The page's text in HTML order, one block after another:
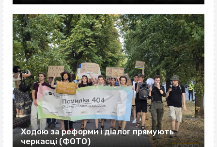
Ходою за реформи і діалог прямують
черкасці (ФОТО)